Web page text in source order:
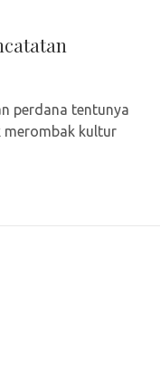
perdana tentunya
merombak kultur